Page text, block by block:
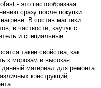
- это пастообразная
сразу после покупки.
В состав мастики
в частности, каучук с
и специальные
такие свойства, как
к морозам и высокая
данный материал для ремонта
конструкций,